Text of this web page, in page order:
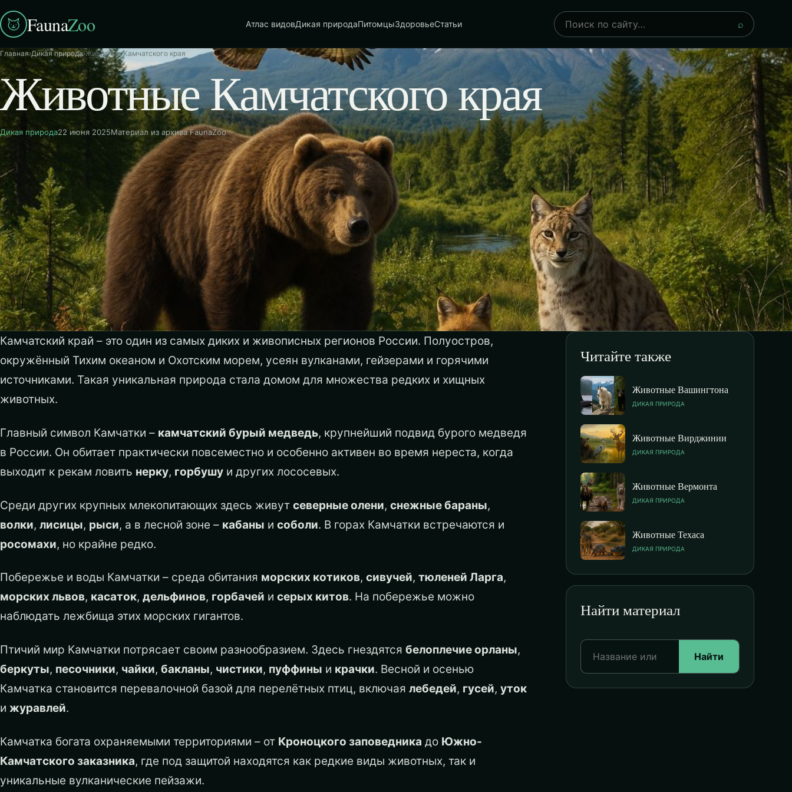
FaunaZoo Атлас видовДикая природаПитомцыЗдоровьеСтатьи
Поиск
⌕
Главная›Дикая природа›Животные Камчатского края
Животные Камчатского края
Дикая природа22 июня 2025Материал из архива FaunaZoo
Камчатский край – это один из самых диких и живописных регионов России. Полуостров,
окружённый Тихим океаном и Охотским морем, усеян вулканами, гейзерами и горячими
источниками. Такая уникальная природа стала домом для множества редких и хищных
животных.
Главный символ Камчатки – камчатский бурый медведь, крупнейший подвид бурого медведя
в России. Он обитает практически повсеместно и особенно активен во время нереста, когда
выходит к рекам ловить нерку, горбушу и других лососевых.
Среди других крупных млекопитающих здесь живут северные олени, снежные бараны,
волки, лисицы, рыси, а в лесной зоне – кабаны и соболи. В горах Камчатки встречаются и
росомахи, но крайне редко.
Побережье и воды Камчатки – среда обитания морских котиков, сивучей, тюленей Ларга,
морских львов, касаток, дельфинов, горбачей и серых китов. На побережье можно
наблюдать лежбища этих морских гигантов.
Птичий мир Камчатки потрясает своим разнообразием. Здесь гнездятся белоплечие орланы,
беркуты, песочники, чайки, бакланы, чистики, пуффины и крачки. Весной и осенью
Камчатка становится перевалочной базой для перелётных птиц, включая лебедей, гусей, уток
и журавлей.
Камчатка богата охраняемыми территориями – от Кроноцкого заповедника до Южно-
Камчатского заказника, где под защитой находятся как редкие виды животных, так и
уникальные вулканические пейзажи.
Читайте также
Животные Вашингтона
ДИКАЯ ПРИРОДА
Животные Вирджинии
ДИКАЯ ПРИРОДА
Животные Вермонта
ДИКАЯ ПРИРОДА
Животные Техаса
ДИКАЯ ПРИРОДА
Найти материал
Найти